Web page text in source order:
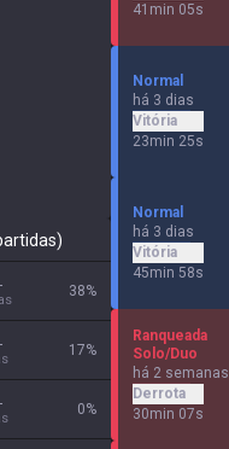
38%
17%
0%
41min 05s
Normal
há 3 dias
Vitória
23min 25s
Normal
há 3 dias
Vitória
45min 58s
Ranqueada
Solo/Duo
há 2 semanas
Derrota
30min 07s